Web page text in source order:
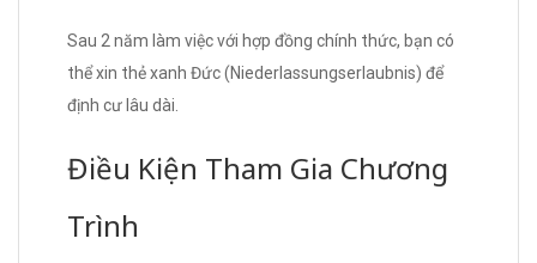
Sau 2 năm làm việc với hợp đồng chính thức, bạn có
thể xin thẻ xanh Đức (Niederlassungserlaubnis) để
định cư lâu dài.
Điều Kiện Tham Gia Chương
Trình